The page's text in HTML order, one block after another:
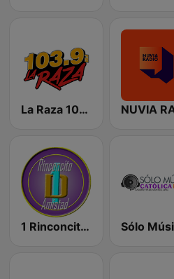
La Raza 103.9 FM
1 Rinconcito d Amistad